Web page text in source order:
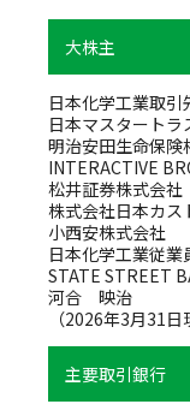
大株主
日本化学工業取引
日本マスタートラ
明治安田生命保険
INTERACTIVE
松井証券株式会社
株式会社日本カス
小西安株式会社
日本化学工業従業
STATE STREET
河合 映治
（2026年3月31日
主要取引銀行